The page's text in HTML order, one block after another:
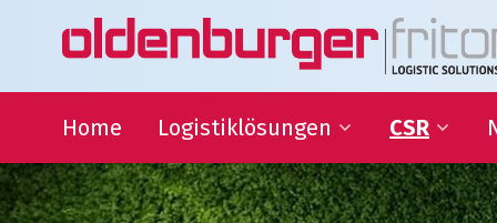
Home Logistiklösungen
Transport
Warehousing
CSR
QHSE